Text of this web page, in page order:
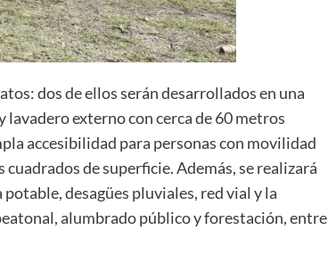
dos de ellos serán desarrollados en una
externo con cerca de 60 metros
accesibilidad para personas con movilidad
de superficie. Además, se realizará
desagües pluviales, red vial y la
alumbrado público y forestación, entre